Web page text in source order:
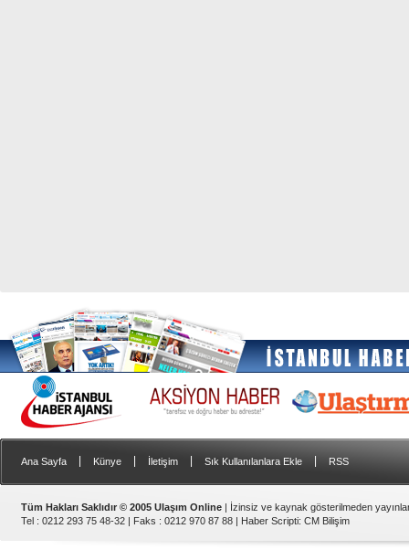
Ana Sayfa Künye İletişim Sık Kullanılanlara Ekle RSS
Tüm Hakları Saklıdır © 2005 Ulaşım Online | İzinsiz ve kaynak gösterilmeden
Tel : 0212 293 75 48-32 | Faks : 0212 970 87 88 | Haber Scripti: CM Bilişim